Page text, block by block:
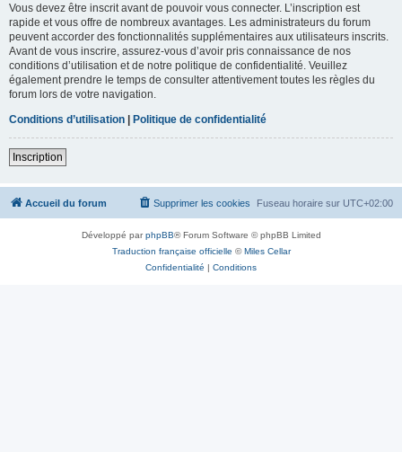
Vous devez être inscrit avant de pouvoir vous connecter. L’inscription est
rapide et vous offre de nombreux avantages. Les administrateurs du forum
peuvent accorder des fonctionnalités supplémentaires aux utilisateurs inscrits.
Avant de vous inscrire, assurez-vous d’avoir pris connaissance de nos
conditions d’utilisation et de notre politique de confidentialité. Veuillez
également prendre le temps de consulter attentivement toutes les règles du
forum lors de votre navigation.
Conditions d’utilisation | Politique de confidentialité
Inscription
Accueil du forum Fuseau horaire sur UTC+02:00
Supprimer les cookies
Développé parphpBB® Forum Software © phpBB Limited
Traduction française officielle ©Miles Cellar
Confidentialité | Conditions